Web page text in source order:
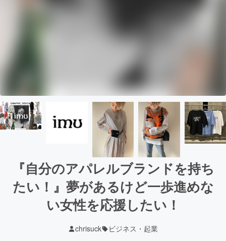
『自分のアパレルブランドを持ち
たい！』夢があるけど一歩進めな
い女性を応援したい！
chrisuck ビジネス・起業